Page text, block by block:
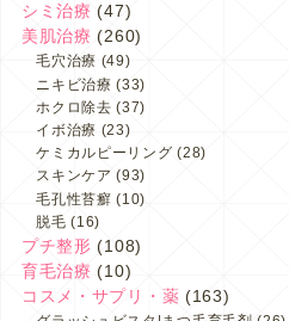
シミ治療 (47)
美肌治療 (260)
毛穴治療 (49)
ニキビ治療 (33)
ホクロ除去 (37)
イボ治療 (23)
ケミカルピーリング (28)
スキンケア (93)
毛孔性苔癬 (10)
脱毛 (16)
プチ整形 (108)
育毛治療 (10)
コスメ・サプリ・薬 (163)